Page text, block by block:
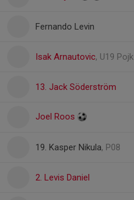
Fernando Levin
Isak Arnautovic, U19 Pojk
13. Jack Söderström
Joel Roos
19. Kasper Nikula, P08
2. Levis Daniel